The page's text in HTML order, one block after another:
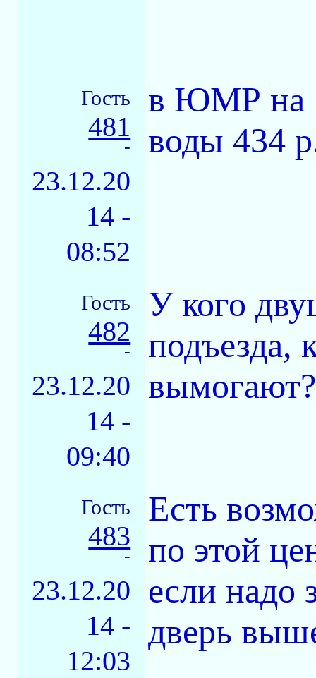
Гость
481
-
23.12.20
14 -
08:52
в ЮМР на
воды 434
Гость
482
-
23.12.20
14 -
09:40
У кого
подъезда,
вымогают?
Гость
483
-
23.12.20
14 -
12:03
Есть
по этой
если надо
дверь